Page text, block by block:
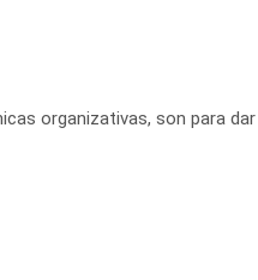
organizativas, son para